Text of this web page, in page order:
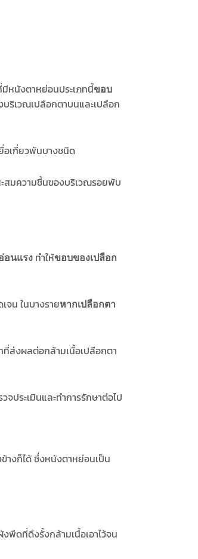
หนังตาหย่อนประเภทนี้ขอบ
ริเวณเปลือกตาบนและเปลือก
อเกี่ยวพันบางชนิด
ะสมความชื้นของบริเวณรอยพับ
อนแรง ทำให้ขอบของเปลือก
จน ในบางรายหากเปลือกตา
ที่ส่งผลต่อกล้ามเนื้อเปลือกตา
ประเมินและทำการรักษาต่อไป
างก็ได้ ซึ่งหนังตาหย่อนเป็น
งพืดที่ดึงรั้งกล้ามเนื้อเอาไว้จน